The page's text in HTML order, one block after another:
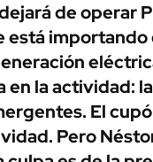
de operar
está importando
en la actividad:
El
Pero